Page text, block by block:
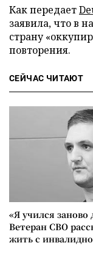
Как передает
заявила, что в
страну
повторения.
СЕЙЧАС ЧИТАЮТ
«Я учился
Ветеран СВО
жить с